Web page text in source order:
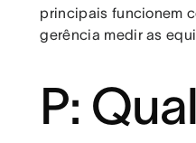
principais funcionem
gerência medir as
P: